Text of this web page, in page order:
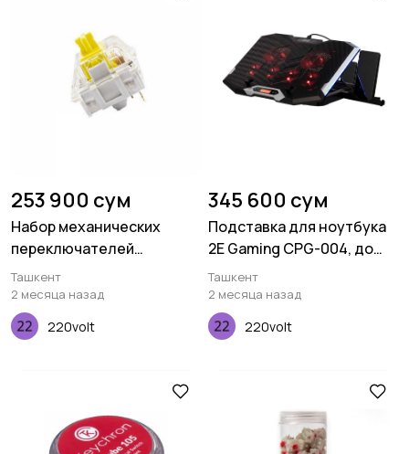
253 900 сум
Набор механических
переключателей
Keychron K Pro Banana, 110
pcs
Ташкент
2 месяца назад
220volt
345 600 сум
Подставка для ноутбука
2E Gaming CPG-004, до
15.6", 2xUSB-A, LCD/phone
holder, RGB, чёрный
Ташкент
2 месяца назад
220volt